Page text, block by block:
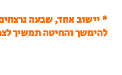
*יישוב אחד, שבעה
להימשך והחיטה תמשיך